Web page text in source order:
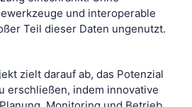
und interoperable
Teil dieser Daten ungenutzt.
zielt darauf ab, das Potenzial
erschließen, indem innovative